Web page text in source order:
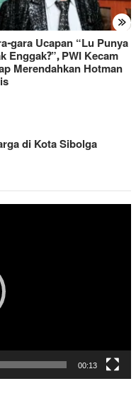
»
gara Ucapan “Lu Punya
Enggak?”, PWI Kecam
Merendahkan Hotman
di Kota Sibolga
00:13